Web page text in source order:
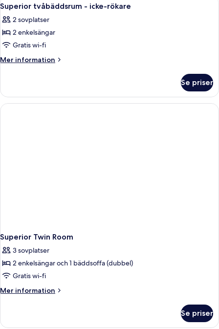
enkelsäng
(Compact)
alla
foton
för
Superior
tvåbäddsrum
rökare
9
Superior tvåbäddsrum - icke-rökare
2 sovplatser
2 enkelsängar
Gratis wi-fi
Mer information
Mer
tvåbäddsrum
icke-
Se priser
Superior Twin Room
3 sovplatser
2 enkelsängar och 1 bäddsoffa (dubbel)
Gratis wi-fi
Mer information
Mer
Twin
Se priser